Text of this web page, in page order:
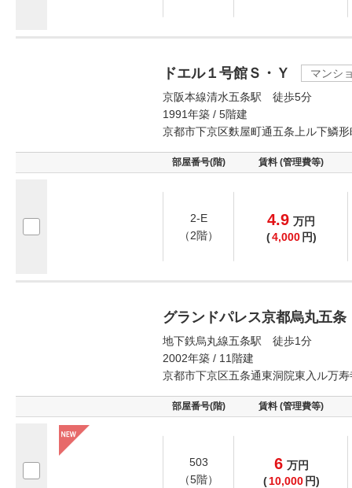
ドエル１号館Ｓ・Ｙ
マンシ
京阪本線清水五条駅 徒歩5分
1991年築 / 5階建
京都市下京区麩屋町通五条上ル下鱗形
部屋番号(階) 賃料 (管理費等)
2-E
（2階）
4.9 万円
(4,000 円)
グランドパレス京都烏丸五条
地下鉄烏丸線五条駅 徒歩1分
2002年築 / 11階建
京都市下京区五条通東洞院東入ル万寿
部屋番号(階) 賃料 (管理費等)
503
（5階）
6 万円
( 10,000 円)